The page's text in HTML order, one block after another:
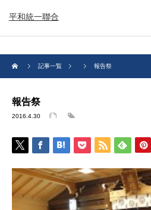
平和統一聯合
記事一覧 報告祭
報告祭
2016.4.30